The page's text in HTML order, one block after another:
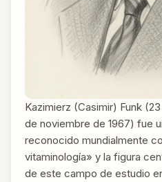
Kazimierz (Casimir) Funk
de noviembre de 1967) fue
reconocido mundialmente
vitaminología» y la figura
de este campo de estudio